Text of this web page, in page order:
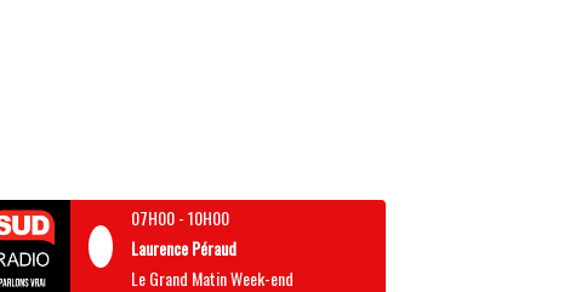
07H00-10H00
Laurence Péraud
Le Grand Matin Week-end